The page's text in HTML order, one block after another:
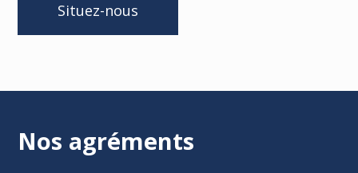
Situez-nous
Nos agréments